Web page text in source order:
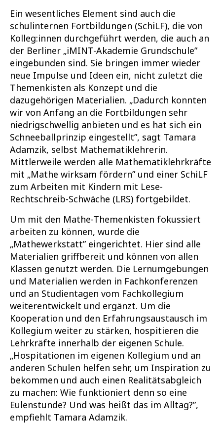
Ein wesentliches Element sind auch die
schulinternen Fortbildungen (SchiLF), die von
Kolleg:innen durchgeführt werden, die auch an
der Berliner „iMINT-Akademie Grundschule”
eingebunden sind. Sie bringen immer wieder
neue Impulse und Ideen ein, nicht zuletzt die
Themenkisten als Konzept und die
dazugehörigen Materialien. „Dadurch konnten
wir von Anfang an die Fortbildungen sehr
niedrigschwellig anbieten und es hat sich ein
Schneeballprinzip eingestellt”, sagt Tamara
Adamzik, selbst Mathematiklehrerin.
Mittlerweile werden alle Mathematiklehrkräfte
mit „Mathe wirksam fördern” und einer SchiLF
zum Arbeiten mit Kindern mit Lese-
Rechtschreib-Schwäche (LRS) fortgebildet.
Um mit den Mathe-Themenkisten fokussiert
arbeiten zu können, wurde die
„Mathewerkstatt” eingerichtet. Hier sind alle
Materialien griffbereit und können von allen
Klassen genutzt werden. Die Lernumgebungen
und Materialien werden in Fachkonferenzen
und an Studientagen vom Fachkollegium
weiterentwickelt und ergänzt. Um die
Kooperation und den Erfahrungsaustausch im
Kollegium weiter zu stärken, hospitieren die
Lehrkräfte innerhalb der eigenen Schule.
„Hospitationen im eigenen Kollegium und an
anderen Schulen helfen sehr, um Inspiration zu
bekommen und auch einen Realitätsabgleich
zu machen: Wie funktioniert denn so eine
Eulenstunde? Und was heißt das im Alltag?”,
empfiehlt Tamara Adamzik.